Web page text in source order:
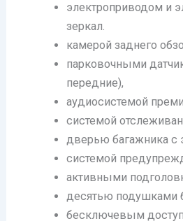
электроприводом и
зеркал.
камерой заднего
парковочными
передние),
аудиосистемой
системой
дверью багажника с
системой
активными
десятью подушками
бесключевым